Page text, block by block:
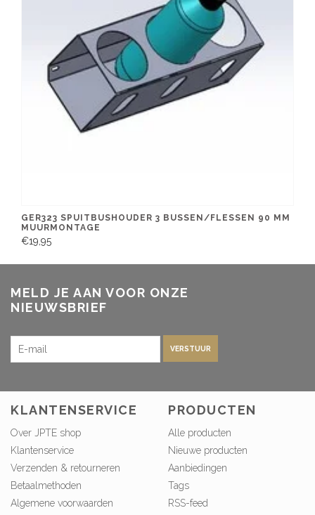
GER323 SPUITBUSHOUDER 3 BUSSEN/FLESSEN 90 MM
MUURMONTAGE
€19,95
MELD JE AAN VOOR ONZE
NIEUWSBRIEF
VERSTUUR
KLANTENSERVICE
Over JPTE shop
Klantenservice
Verzenden & retourneren
Betaalmethoden
Algemene voorwaarden
PRODUCTEN
Alle producten
Nieuwe producten
Aanbiedingen
Tags
RSS-feed